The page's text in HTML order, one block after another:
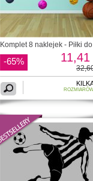
Komplet 8 naklejek - Piłki do
-65% 11,41